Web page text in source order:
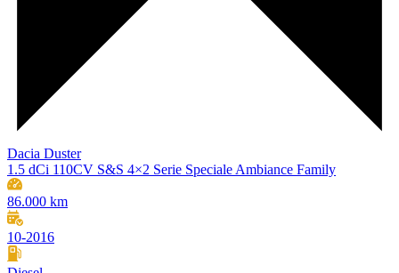
Dacia Duster
1.5 dCi 110CV S&S 4×2 Serie Speciale Ambiance Family
86.000 km
10-2016